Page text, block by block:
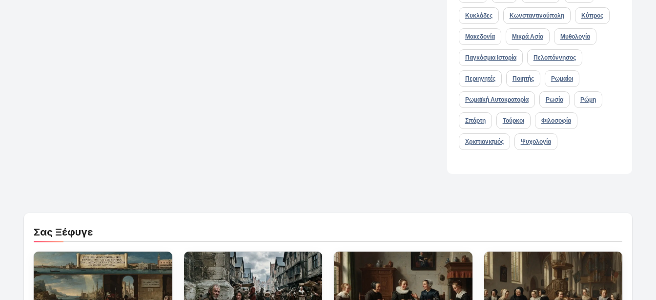
Κυκλάδες Κωνσταντινούπολη Κύπρος
Μακεδονία Μικρά Ασία Μυθολογία
Παγκόσμια Ιστορία Πελοπόννησος
Περιηγητές Ποιητής Ρωμαίοι
Ρωμαϊκή Αυτοκρατορία Ρωσία Ρώμη
Σπάρτη Τούρκοι Φιλοσοφία
Χριστιανισμός Ψυχολογία
Σας Ξέφυγε